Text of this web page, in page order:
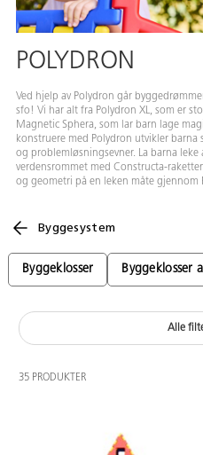
POLYDRON
Ved hjelp av Polydron går
sfo! Vi har alt fra Polydron XL, som er
Magnetic Sphera, som lar barn lage
konstruere med Polydron utvikler
og problemløsningsevner. La barna
verdensrommet med Constructa-
og geometri på en leken måte gjennom
Byggesystem
Byggeklosser Byggeklosser
Alle
35 PRODUKTER